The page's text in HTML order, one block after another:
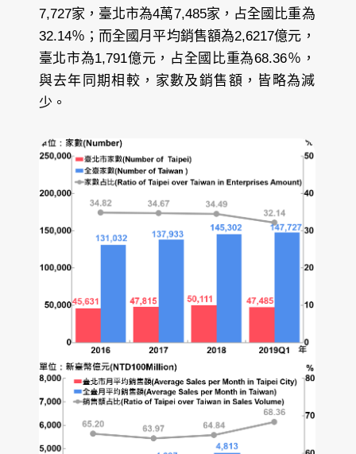
7,727家，臺北市為4萬7,485家，占全國比重為
32.14％；而全國月平均銷售額為2,6217億元，
臺北市為1,791億元，占全國比重為68.36％，
與去年同期相較，家數及銷售額，皆略為減
少。